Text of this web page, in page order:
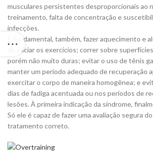
musculares persistentes desproporcionais ao
treinamento, falta de concentração e
infecções.
É fundamental, também, fazer aquecimento e
de iniciar os exercícios; correr sobre
porém não muito duras; evitar o uso de tênis
manter um período adequado de recuperação
exercitar o corpo de maneira homogênea; e
dias de fadiga acentuada ou nos períodos de
lesões. À primeira indicação da síndrome,
Só ele é capaz de fazer uma avaliação segura
tratamento correto.